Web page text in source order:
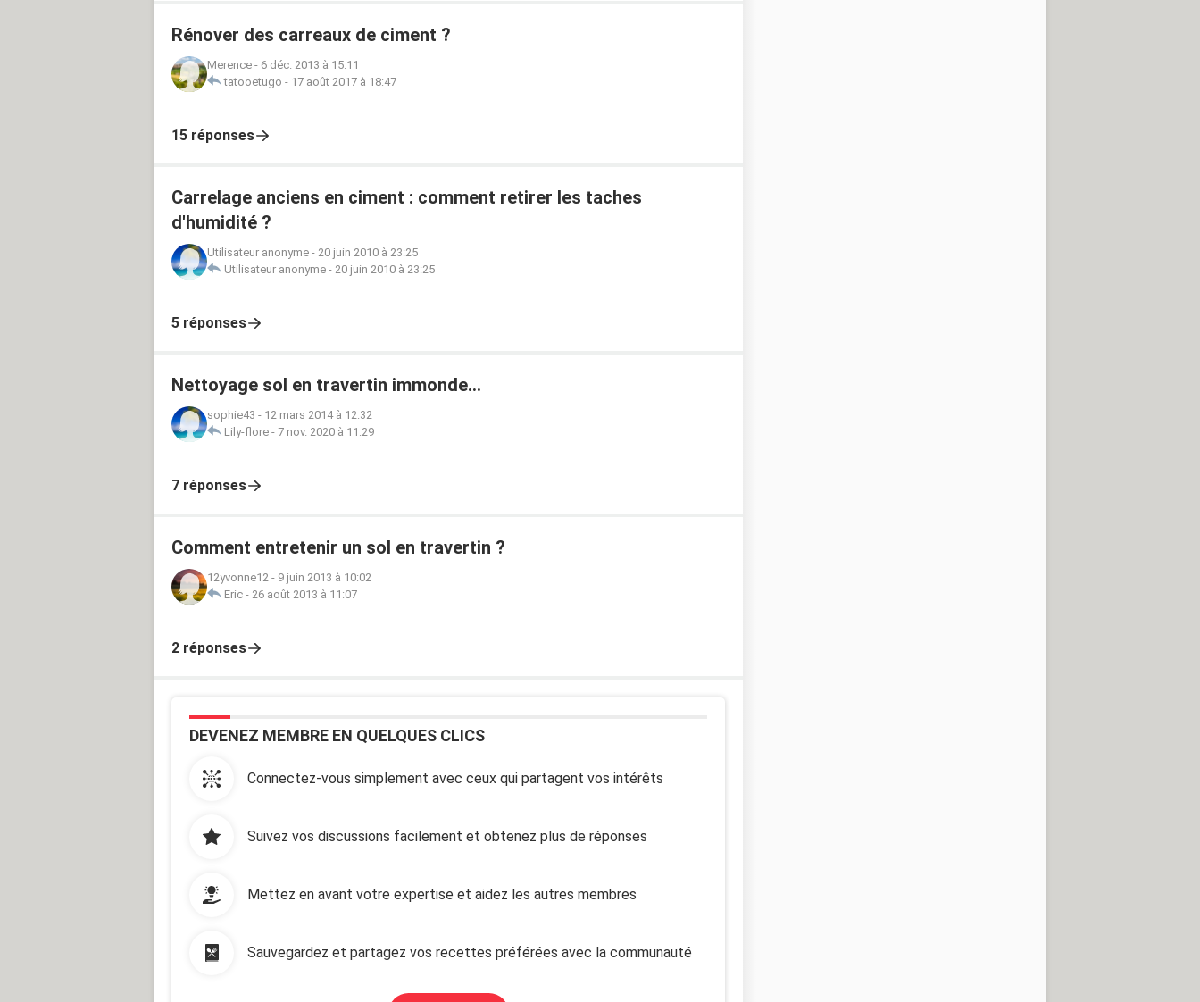
Rénover des carreaux de ciment ?
Merence - 6 déc. 2013 à 15:11
tatooetugo - 17 août 2017 à 18:47
15 réponses
Carrelage anciens en ciment : comment retirer les taches
d'humidité ?
Utilisateur anonyme - 20 juin 2010 à 23:25
Utilisateur anonyme - 20 juin 2010 à 23:25
5 réponses
Nettoyage sol en travertin immonde...
sophie43 - 12 mars 2014 à 12:32
Lily-flore - 7 nov. 2020 à 11:29
7 réponses
Comment entretenir un sol en travertin ?
12yvonne12 - 9 juin 2013 à 10:02
Eric - 26 août 2013 à 11:07
2 réponses
DEVENEZ MEMBRE EN QUELQUES CLICS
Connectez-vous simplement avec ceux qui partagent vos intérêts
Suivez vos discussions facilement et obtenez plus de réponses
Mettez en avant votre expertise et aidez les autres membres
Sauvegardez et partagez vos recettes préférées avec la communauté